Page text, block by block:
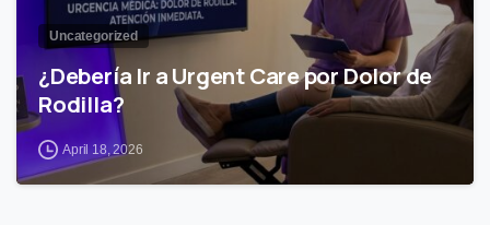
Uncategorized
¿Debería Ir a Urgent Care por Dolor de
Rodilla?
April 18, 2026